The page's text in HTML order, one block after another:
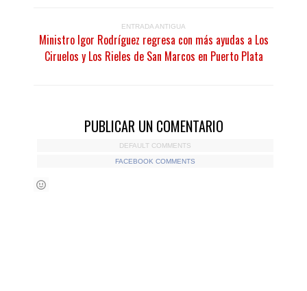
ENTRADA ANTIGUA
Ministro Igor Rodríguez regresa con más ayudas a Los
Ciruelos y Los Rieles de San Marcos en Puerto Plata
PUBLICAR UN COMENTARIO
DEFAULT COMMENTS
FACEBOOK COMMENTS